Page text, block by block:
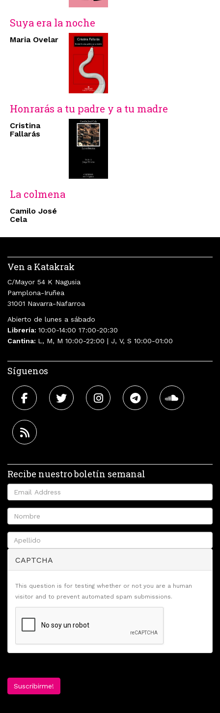
Suya era la noche
Maria Ovelar
Honrarás a tu padre y a tu madre
Cristina
Fallarás
La colmena
Camilo José
Cela
Ven a Katakrak
C/Mayor 54 K Nagusia
Pamplona-Iruñea
31001 Navarra-Nafarroa
Abierto de lunes a sábado
Librería: 10:00-14:00 17:00-20:30
Cantina: L, M, M 10:00-22:00 | J, V, S 10:00-01:00
Síguenos
Recibe nuestro boletín semanal
CAPTCHA
This question is for testing whether or not you are a human
visitor and to prevent automated spam submissions.
Suscribirme!